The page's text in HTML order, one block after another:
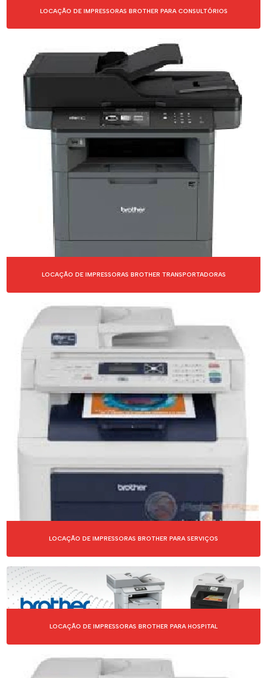
LOCAÇÃO DE IMPRESSORAS BROTHER PARA CONSULTÓRIOS
LOCAÇÃO DE IMPRESSORAS BROTHER TRANSPORTADORAS
LOCAÇÃO DE IMPRESSORAS BROTHER PARA SERVIÇOS
LOCAÇÃO DE IMPRESSORAS BROTHER PARA HOSPITAL